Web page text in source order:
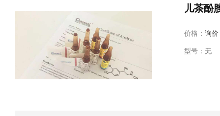
儿茶酚
价格： 询价
型号： 无